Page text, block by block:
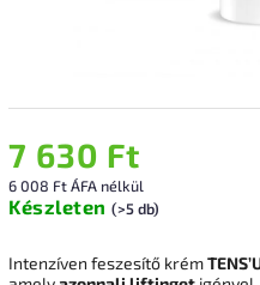
7 630 Ft
6 008 Ft ÁFA nélkül
Készleten (>5 db)
Intenzíven feszesítő krém